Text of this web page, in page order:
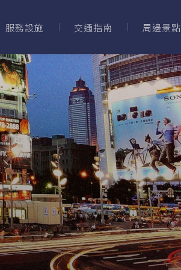
服務設施 交通指南 周邊景點